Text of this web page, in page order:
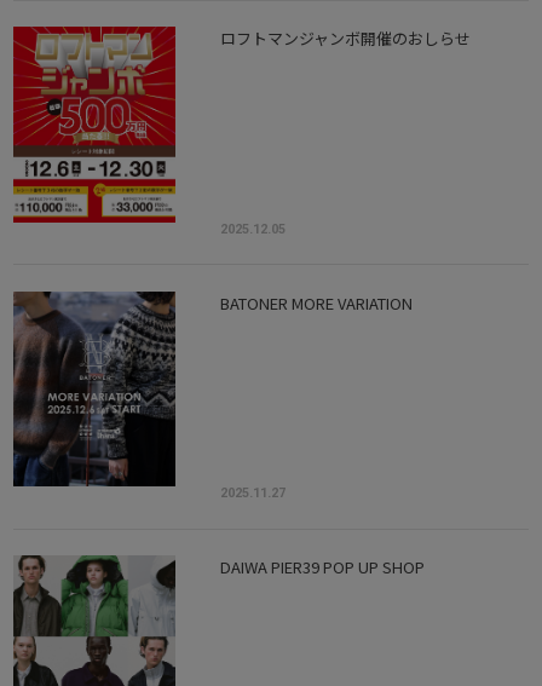
ロフトマンジャンボ開催のおしらせ
2025.12.05
BATONER MORE VARIATION
2025.11.27
DAIWA PIER39 POP UP SHOP